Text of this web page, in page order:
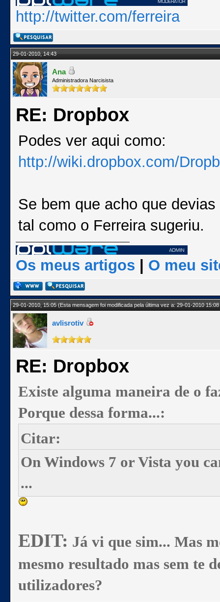
http://twitter.com/ferreira
29-01-2010, 14:43
Ana
Administradora Narcisista
RE: Dropbox
Podes ver aqui como:
http://wiki.dropbox.com/
Se bem que acho que
tal como o Ferreira sugeriu.
Os meus artigos O meu
29-01-2010, 15:05(Esta mensagem foi modificada pela última vez a: 29-01-2010
avlisrotiv
RE: Dropbox
Existe alguma maneira de o
Porque dessa forma...:
Citar:
On Windows 7 or Vista you
...
EDIT: Já vi que sim... Mas
mesmo resultado mas sem te
utilizadores?